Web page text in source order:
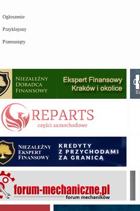
Ogłoszenie
Przyklejony
Przesunięty